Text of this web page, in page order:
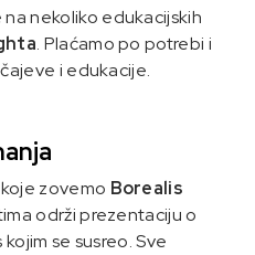
nekoliko edukacijskih
. Plaćamo po potrebi i
i edukacije.
zovemo Borealis
održi prezentaciju o
se susreo. Sve